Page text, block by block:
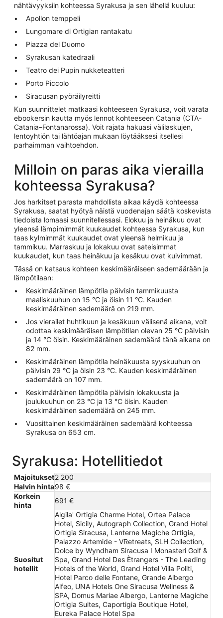
nähtävyyksiin kohteessa Syrakusa ja sen lähellä kuuluu:
Apollon temppeli
Lungomare di Ortigian rantakatu
Piazza del Duomo
Syrakusan katedraali
Teatro dei Pupin nukketeatteri
Porto Piccolo
Siracusan pyöräilyreitti
Kun suunnittelet matkaasi kohteeseen Syrakusa, voit varata
ebookersin kautta myös lennot kohteeseen Catania (CTA-
Catania–Fontanarossa). Voit rajata hakuasi välilaskujen,
lentoyhtiön tai lähtöajan mukaan löytääksesi itsellesi
parhaimman vaihtoehdon.
Milloin on paras aika vierailla
kohteessa Syrakusa?
Jos harkitset parasta mahdollista aikaa käydä kohteessa
Syrakusa, saatat hyötyä näistä vuodenajan säätä koskevista
tiedoista lomaasi suunnitellessasi. Elokuu ja heinäkuu ovat
yleensä lämpimimmät kuukaudet kohteessa Syrakusa, kun
taas kylmimmät kuukaudet ovat yleensä helmikuu ja
tammikuu. Marraskuu ja lokakuu ovat sateisimmat
kuukaudet, kun taas heinäkuu ja kesäkuu ovat kuivimmat.
Tässä on katsaus kohteen keskimääräiseen sademäärään ja
lämpötilaan:
Keskimääräinen lämpötila päivisin tammikuusta
maaliskuuhun on 15 °C ja öisin 11 °C. Kauden
keskimääräinen sademäärä on 219 mm.
Jos vierailet huhtikuun ja kesäkuun välisenä aikana, voit
odottaa keskimääräisen lämpötilan olevan 25 °C päivisin
ja 14 °C öisin. Keskimääräinen sademäärä tänä aikana on
82 mm.
Keskimääräinen lämpötila heinäkuusta syyskuuhun on
päivisin 29 °C ja öisin 23 °C. Kauden keskimääräinen
sademäärä on 107 mm.
Keskimääräinen lämpötila päivisin lokakuusta ja
joulukuuhun on 23 °C ja 13 °C öisin. Kauden
keskimääräinen sademäärä on 245 mm.
Vuosittainen keskimääräinen sademäärä kohteessa
Syrakusa on 653 cm.
Syrakusa: Hotellitiedot
Majoitukset2 200
Halvin hinta98 €
Korkein
hinta
691 €
Suositut
hotellit
Algila' Ortigia Charme Hotel, Ortea Palace
Hotel, Sicily, Autograph Collection, Grand Hotel
Ortigia Siracusa, Lanterne Magiche Ortigia,
Palazzo Artemide - VRetreats, SLH Collection,
Dolce by Wyndham Siracusa I Monasteri Golf &
Spa, Grand Hotel Des Ètrangers - The Leading
Hotels of the World, Grand Hotel Villa Politi,
Hotel Parco delle Fontane, Grande Albergo
Alfeo, UNA Hotels One Siracusa Wellness &
SPA, Domus Mariae Albergo, Lanterne Magiche
Ortigia Suites, Caportigia Boutique Hotel,
Eureka Palace Hotel Spa